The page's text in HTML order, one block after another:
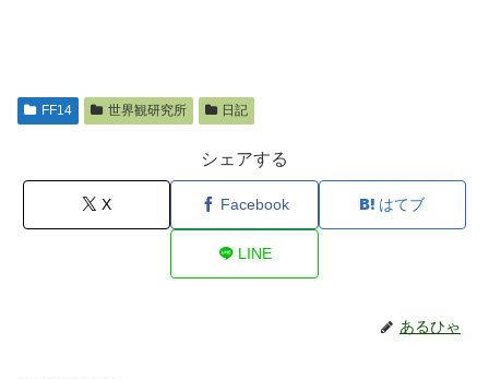
FF14 世界観研究所 日記
シェアする
X Facebook はてブ
LINE
あるひゃ